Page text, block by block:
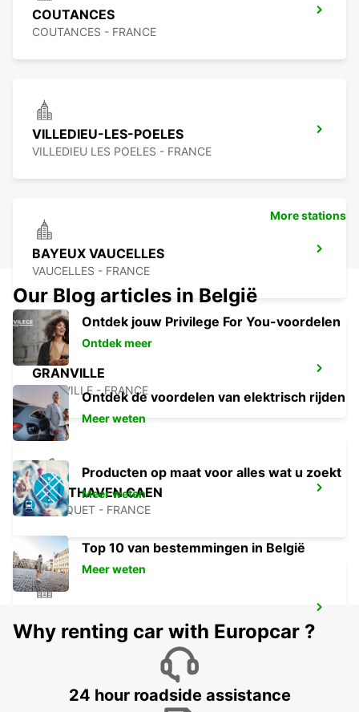
COUTANCES
COUTANCES - FRANCE
VILLEDIEU-LES-POELES
VILLEDIEU LES POELES - FRANCE
BAYEUX VAUCELLES
VAUCELLES - FRANCE
GRANVILLE
GRANVILLE - FRANCE
LUCHTHAVEN CAEN
CARPIQUET - FRANCE
ST SENIER SOUS AVRANCHES - FRANCE
More stations
Our Blog articles in België
Ontdek jouw Privilege For You-voordelen
Ontdek meer
Ontdek de voordelen van elektrisch rijden
Meer weten
Producten op maat voor alles wat u zoekt
Meer weten
Top 10 van bestemmingen in België
Meer weten
Why renting car with Europcar ?
24 hour roadside assistance